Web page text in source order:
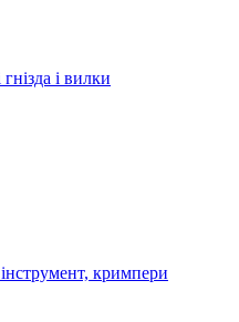
і вилки
кримпери